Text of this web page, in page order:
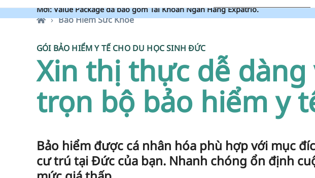
Mới: Value Package đã bao gồm Tài Khoản Ngân Hàng Expatrio.
Bảo Hiểm Sức Khỏe
GÓI BẢO HIỂM Y TẾ CHO DU HỌC SINH ĐỨC
Xin thị thực dễ dàng
trọn bộ bảo hiểm y
Bảo hiểm được cá nhân hóa phù hợp với mục
cư trú tại Đức của bạn. Nhanh chóng ổn định